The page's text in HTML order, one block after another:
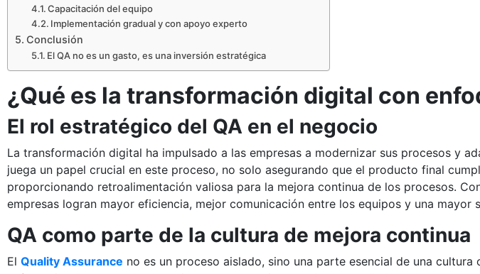
Capacitación del equipo
Implementación gradual y con apoyo experto
Conclusión
El QA no es un gasto, es una inversión estratégica
¿Qué es la transformación digital con
El rol estratégico del QA en el negocio
La transformación digital ha impulsado a las empresas a modernizar sus procesos y
juega un papel crucial en este proceso, no solo asegurando que el producto final
proporcionando retroalimentación valiosa para la mejora continua de los procesos.
empresas logran mayor eficiencia, mejor comunicación entre los equipos y una mayor
QA como parte de la cultura de mejora continua
El Quality Assurance no es un proceso aislado, sino una parte esencial de una